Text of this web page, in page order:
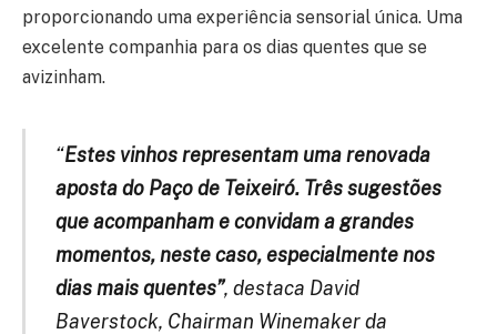
proporcionando uma experiência sensorial única. Uma
excelente companhia para os dias quentes que se
avizinham.
“Estes vinhos representam uma renovada
aposta do Paço de Teixeiró. Três sugestões
que acompanham e convidam a grandes
momentos, neste caso, especialmente nos
dias mais quentes”, destaca David
Baverstock, Chairman Winemaker da